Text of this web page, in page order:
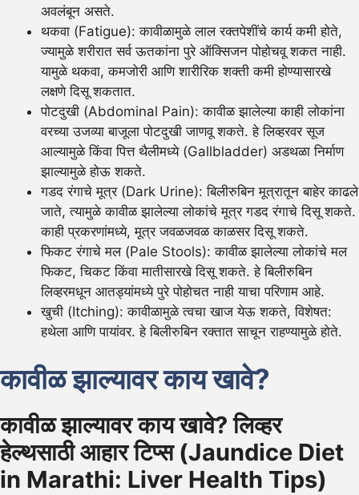
अवलंबून असते.
थकवा (Fatigue): कावीळामुळे लाल रक्तपेशींचे कार्य कमी होते,
ज्यामुळे शरीरात सर्व ऊतकांना पुरे ऑक्सिजन पोहोचवू शकत नाही.
यामुळे थकवा, कमजोरी आणि शारीरिक शक्ती कमी होण्यासारखे
लक्षणे दिसू शकतात.
पोटदुखी (Abdominal Pain): कावीळ झालेल्या काही लोकांना
वरच्या उजव्या बाजूला पोटदुखी जाणवू शकते. हे लिव्हरवर सूज
आल्यामुळे किंवा पित्त थैलीमध्ये (Gallbladder) अडथळा निर्माण
झाल्यामुळे होऊ शकते.
गडद रंगाचे मूत्र (Dark Urine): बिलीरुबिन मूत्रातून बाहेर काढले
जाते, त्यामुळे कावीळ झालेल्या लोकांचे मूत्र गडद रंगाचे दिसू शकते.
काही प्रकरणांमध्ये, मूत्र जवळजवळ काळसर दिसू शकते.
फिकट रंगाचे मल (Pale Stools): कावीळ झालेल्या लोकांचे मल
फिकट, चिकट किंवा मातीसारखे दिसू शकते. हे बिलीरुबिन
लिव्हरमधून आतड्यांमध्ये पुरे पोहोचत नाही याचा परिणाम आहे.
खुची (Itching): कावीळामुळे त्वचा खाज येऊ शकते, विशेषत:
हथेला आणि पायांवर. हे बिलीरुबिन रक्तात साचून राहण्यामुळे होते.
कावीळ झाल्यावर काय खावे?
कावीळ झाल्यावर काय खावे? लिव्हर
हेल्थसाठी आहार टिप्स (Jaundice Diet
in Marathi: Liver Health Tips)